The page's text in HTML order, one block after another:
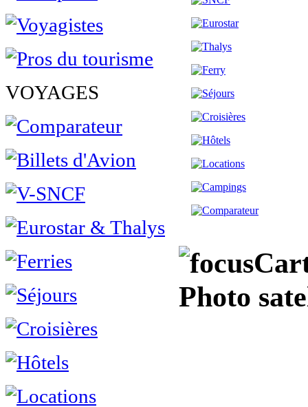
VOYAGES
Photo